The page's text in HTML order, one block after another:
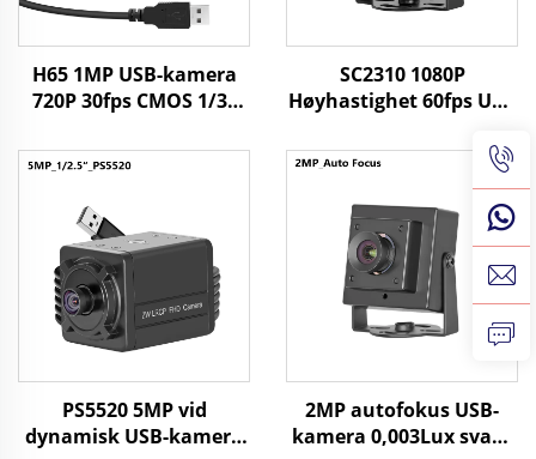
H65 1MP USB-kamera
720P 30fps CMOS 1/3"
mini-kamera med
Windows/Android/Linux
SC2310 1080P
Høyhastighet 60fps USB
OTG Plug & Play Mini
PS5520 5MP vid
dynamisk USB-kamera
2MP autofokus USB-
kamera 0,003Lux svakt